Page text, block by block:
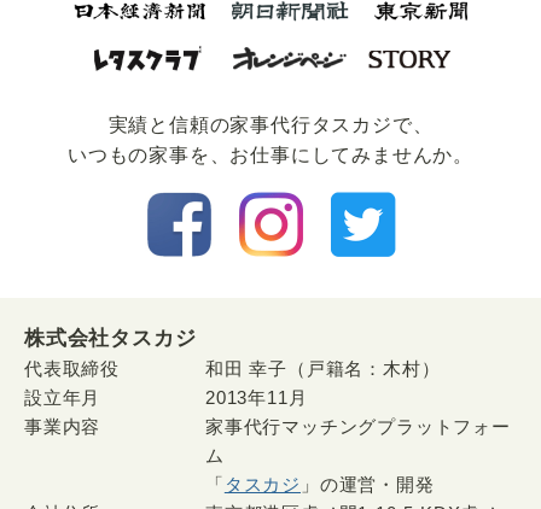
実績と信頼の家事代⾏タスカジで、
いつもの家事を、お仕事にしてみませんか。
株式会社タスカジ
代表取締役
和田 幸子（戸籍名：木村）
設立年月
2013年11月
事業内容
家事代行マッチングプラットフォー
ム
「 タスカジ 」の運営・開発